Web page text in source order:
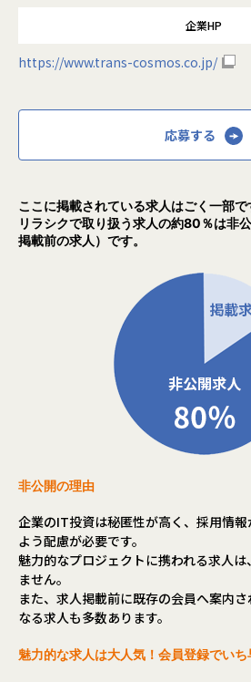
企業HP
https://www.trans-cosmos.co.jp/
応募する
ここに掲載されている求人はごく一部で
リラシクで取り扱う求人の約80％は非
掲載前の求人）です。
非公開の理由
企業のIT投資は秘匿性が高く、採用情
よう配慮が必要です。
魅力的なプロジェクトに携われる求人
ません。
また、求人掲載前に既存の会員へ案内
なる求人も多数あります。
魅力的な求人は大人気！会員登録でい